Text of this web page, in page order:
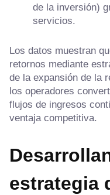
de la inversión)
servicios.
Los datos muestran
retornos mediante
de la expansión de la
los operadores
flujos de ingresos
ventaja competitiva.
estrategia